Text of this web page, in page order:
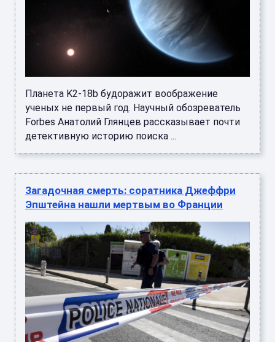
Планета K2-18b будоражит воображение
ученых не первый год. Научный обозреватель
Forbes Анатолий Глянцев рассказывает почти
детективную историю поиска ...
Загадочная смерть: соратника Джеффри
Эпштейна нашли мертвым во Франции